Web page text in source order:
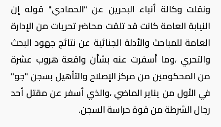
ونقلت وكالة أنباء البحرين عن "الحمادي" قوله إن
النيابة العامة كانت قد تلقت محاضر تحريات من الإدارة
العامة للمباحث والأدلة الجنائية عن نتائج جهود البحث
والتحري ،وما أسفرت عنه بشأن واقعة هروب عشرة
من المحكومين من مركز الإصلاح والتأهيل بسجن "جو"
في الأول من يناير الماضي ،والذي أسفر عن مقتل أحد
رجال الشرطة من قوة حراسة السجن.